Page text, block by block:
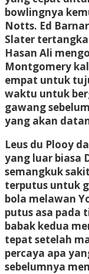
bowlingnya
Notts. Ed
Slater
Hasan Ali
Montgomery
empat untuk
waktu untuk
gawang
yang akan
Leus du Plooy
yang luar biasa
semangkuk
terputus untuk
bola melawan
putus asa pada
babak kedua
tepat setelah
percaya apa
sebelumnya